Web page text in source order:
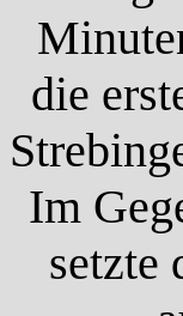
die
Im
setzte